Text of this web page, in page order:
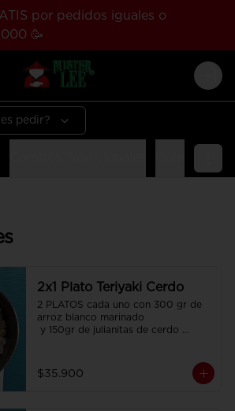
por pedidos iguales o
🥳
pedir?
2x1 Plato Teriyaki Cerdo
2 PLATOS cada uno con 300 gr de
arroz blanco marinado
y 150gr de julianitas de cerdo
$35.900